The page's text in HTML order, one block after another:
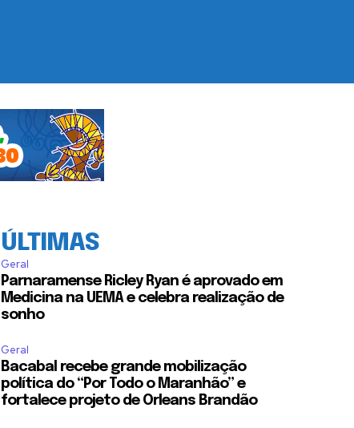
ÚLTIMAS
Geral
Parnaramense Ricley Ryan é aprovado em
Medicina na UEMA e celebra realização de
sonho
Geral
Bacabal recebe grande mobilização
política do “Por Todo o Maranhão” e
fortalece projeto de Orleans Brandão